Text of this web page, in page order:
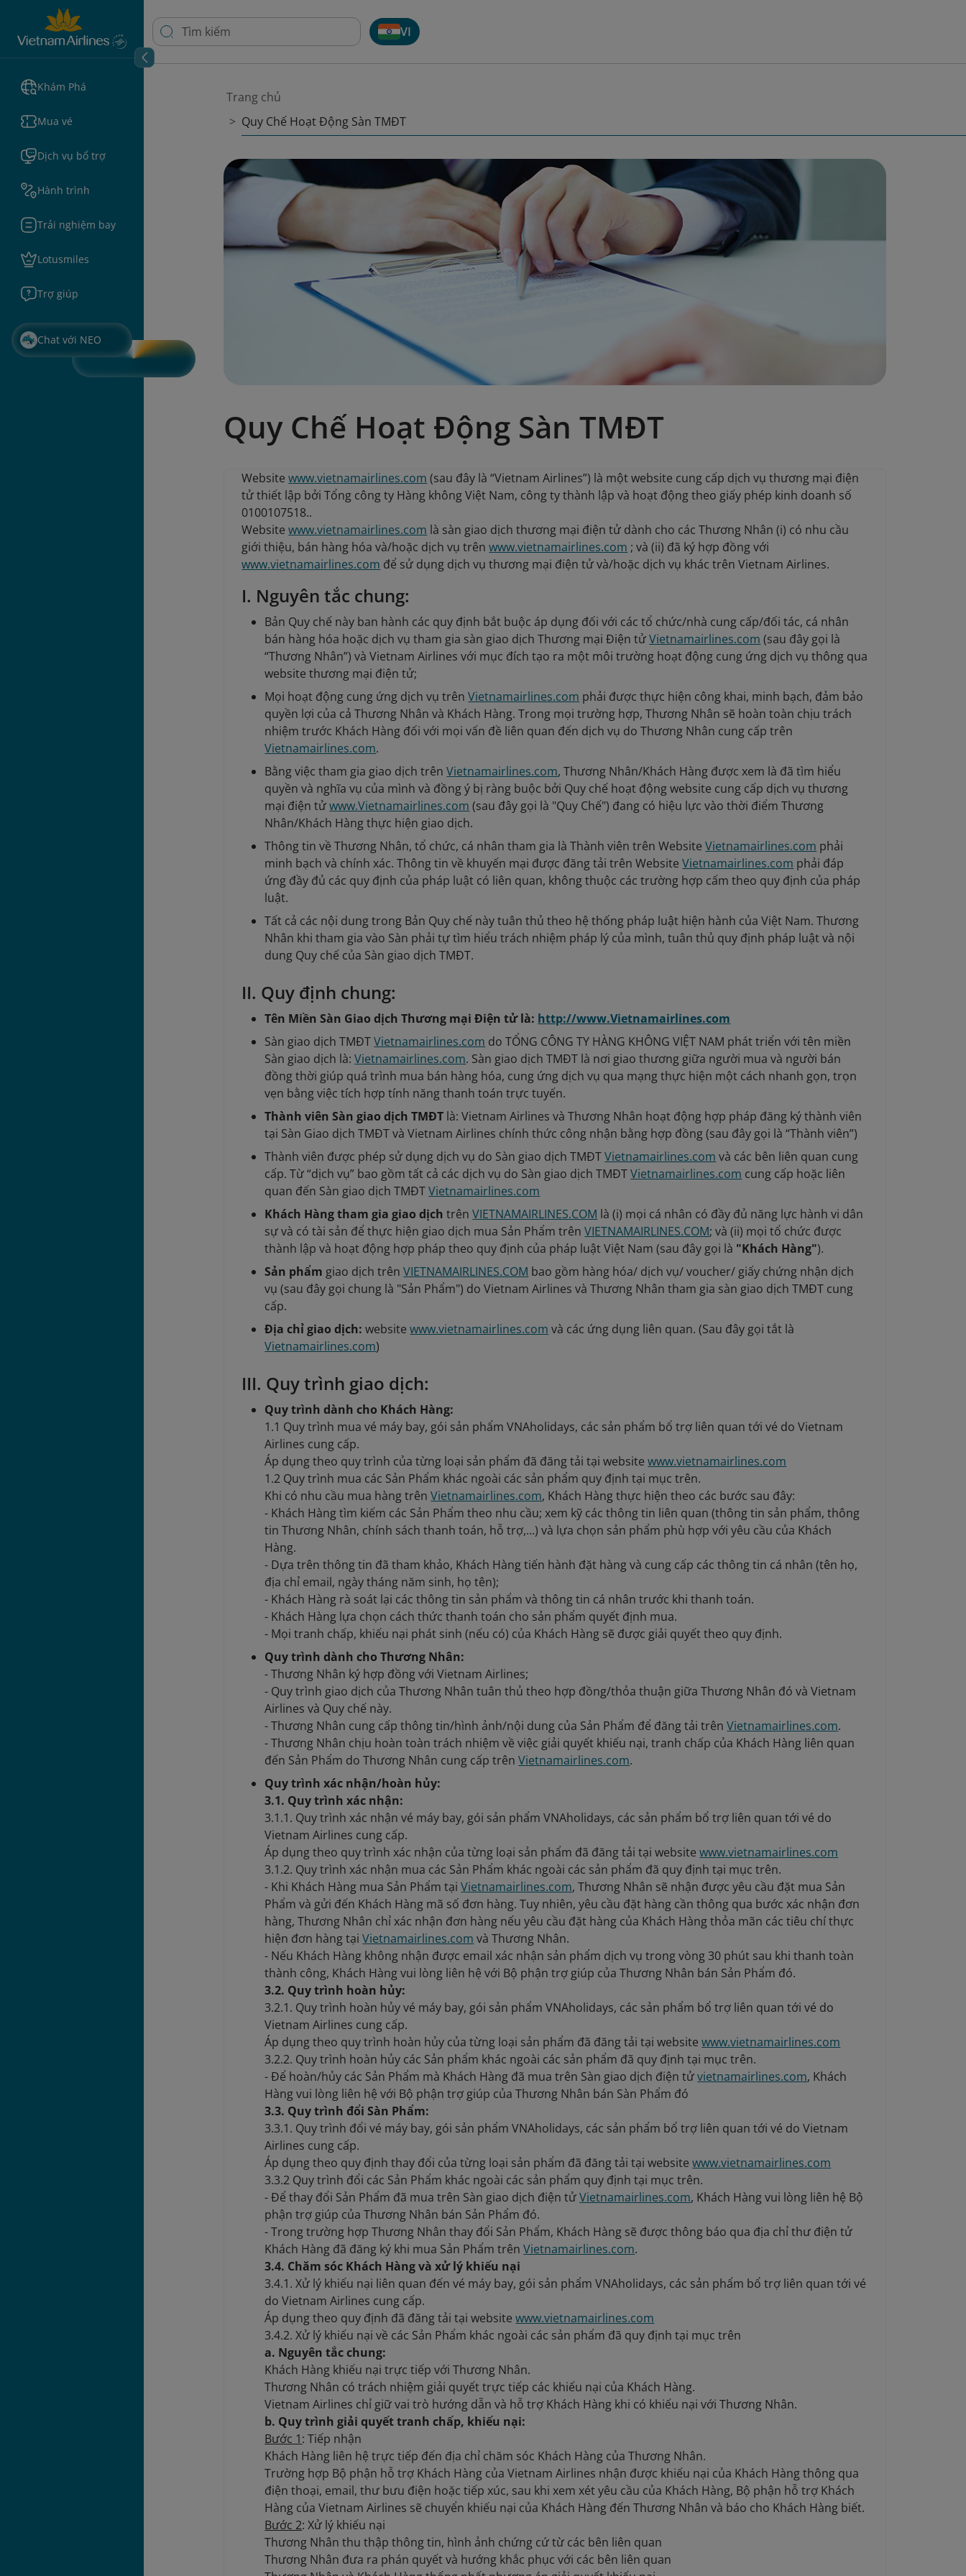
Khám Phá
Mua vé
Dịch vụ bổ trợ
Hành trình
Trải nghiệm bay
Lotusmiles
Trợ giúp
Chat với NEO
VI
Trang chủ
Quy Chế Hoạt Động Sàn TMĐT
Quy Chế Hoạt Động Sàn TMĐT
Websitewww.vietnamairlines.com (sau đây là “Vietnam Airlines”) là một website cung cấp dịch vụ thương mại điện
tử thiết lập bởi Tổng công ty Hàng không Việt Nam, công ty thành lập và hoạt động theo giấy phép kinh doanh số
0100107518..
Websitewww.vietnamairlines.com là sàn giao dịch thương mại điện tử dành cho các Thương Nhân (i) có nhu cầu
giới thiệu, bán hàng hóa và/hoặc dịch vụ trênwww.vietnamairlines.com ; và (ii) đã ký hợp đồng với
www.vietnamairlines.com để sử dụng dịch vụ thương mại điện tử và/hoặc dịch vụ khác trên Vietnam Airlines.
I. Nguyên tắc chung:
Bản Quy chế này ban hành các quy định bắt buộc áp dụng đối với các tổ chức/nhà cung cấp/đối tác, cá nhân
bán hàng hóa hoặc dịch vụ tham gia sàn giao dịch Thương mại Điện tửVietnamairlines.com (sau đây gọi là
“Thương Nhân”) và Vietnam Airlines với mục đích tạo ra một môi trường hoạt động cung ứng dịch vụ thông qua
website thương mại điện tử;
Mọi hoạt động cung ứng dịch vụ trênVietnamairlines.com phải được thực hiện công khai, minh bạch, đảm bảo
quyền lợi của cả Thương Nhân và Khách Hàng. Trong mọi trường hợp, Thương Nhân sẽ hoàn toàn chịu trách
nhiệm trước Khách Hàng đối với mọi vấn đề liên quan đến dịch vụ do Thương Nhân cung cấp trên
Vietnamairlines.com.
Bằng việc tham gia giao dịch trênVietnamairlines.com, Thương Nhân/Khách Hàng được xem là đã tìm hiểu
quyền và nghĩa vụ của mình và đồng ý bị ràng buộc bởi Quy chế hoạt động website cung cấp dịch vụ thương
mại điện tửwww.Vietnamairlines.com (sau đây gọi là "Quy Chế") đang có hiệu lực vào thời điểm Thương
Nhân/Khách Hàng thực hiện giao dịch.
Thông tin về Thương Nhân, tổ chức, cá nhân tham gia là Thành viên trên WebsiteVietnamairlines.com phải
minh bạch và chính xác. Thông tin về khuyến mại được đăng tải trên WebsiteVietnamairlines.com phải đáp
ứng đầy đủ các quy định của pháp luật có liên quan, không thuộc các trường hợp cấm theo quy định của pháp
luật.
Tất cả các nội dung trong Bản Quy chế này tuân thủ theo hệ thống pháp luật hiện hành của Việt Nam. Thương
Nhân khi tham gia vào Sàn phải tự tìm hiểu trách nhiệm pháp lý của mình, tuân thủ quy định pháp luật và nội
dung Quy chế của Sàn giao dịch TMĐT.
II. Quy định chung:
Tên Miền Sàn Giao dịch Thương mại Điện tử là: http://www.Vietnamairlines.com
Sàn giao dịch TMĐTVietnamairlines.com do TỔNG CÔNG TY HÀNG KHÔNG VIỆT NAM phát triển với tên miền
Sàn giao dịch là:Vietnamairlines.com. Sàn giao dịch TMĐT là nơi giao thương giữa người mua và người bán
đồng thời giúp quá trình mua bán hàng hóa, cung ứng dịch vụ qua mạng thực hiện một cách nhanh gọn, trọn
vẹn bằng việc tích hợp tính năng thanh toán trực tuyến.
Thành viên Sàn giao dịch TMĐT là: Vietnam Airlines và Thương Nhân hoạt động hợp pháp đăng ký thành viên
tại Sàn Giao dịch TMĐT và Vietnam Airlines chính thức công nhận bằng hợp đồng (sau đây gọi là “Thành viên”)
Thành viên được phép sử dụng dịch vụ do Sàn giao dịch TMĐTVietnamairlines.com và các bên liên quan cung
cấp. Từ “dịch vụ” bao gồm tất cả các dịch vụ do Sàn giao dịch TMĐTVietnamairlines.com cung cấp hoặc liên
quan đến Sàn giao dịch TMĐTVietnamairlines.com
Khách Hàng tham gia giao dịch trênVIETNAMAIRLINES.COM là (i) mọi cá nhân có đầy đủ năng lực hành vi dân
sự và có tài sản để thực hiện giao dịch mua Sản Phẩm trênVIETNAMAIRLINES.COM; và (ii) mọi tổ chức được
thành lập và hoạt động hợp pháp theo quy định của pháp luật Việt Nam (sau đây gọi là "Khách Hàng").
Sản phẩm giao dịch trênVIETNAMAIRLINES.COM bao gồm hàng hóa/ dịch vụ/ voucher/ giấy chứng nhận dịch
vụ (sau đây gọi chung là "Sản Phẩm") do Vietnam Airlines và Thương Nhân tham gia sàn giao dịch TMĐT cung
cấp.
Địa chỉ giao dịch: websitewww.vietnamairlines.com và các ứng dụng liên quan. (Sau đây gọi tắt là
Vietnamairlines.com)
III. Quy trình giao dịch:
Quy trình dành cho Khách Hàng:
1.1 Quy trình mua vé máy bay, gói sản phẩm VNAholidays, các sản phẩm bổ trợ liên quan tới vé do Vietnam
Airlines cung cấp.
Áp dụng theo quy trình của từng loại sản phẩm đã đăng tải tại websitewww.vietnamairlines.com
1.2 Quy trình mua các Sản Phẩm khác ngoài các sản phẩm quy định tại mục trên.
Khi có nhu cầu mua hàng trênVietnamairlines.com, Khách Hàng thực hiện theo các bước sau đây:
- Khách Hàng tìm kiếm các Sản Phẩm theo nhu cầu; xem kỹ các thông tin liên quan (thông tin sản phẩm, thông
tin Thương Nhân, chính sách thanh toán, hỗ trợ,…) và lựa chọn sản phẩm phù hợp với yêu cầu của Khách
Hàng.
- Dựa trên thông tin đã tham khảo, Khách Hàng tiến hành đặt hàng và cung cấp các thông tin cá nhân (tên họ,
địa chỉ email, ngày tháng năm sinh, họ tên);
- Khách Hàng rà soát lại các thông tin sản phẩm và thông tin cá nhân trước khi thanh toán.
- Khách Hàng lựa chọn cách thức thanh toán cho sản phẩm quyết định mua.
- Mọi tranh chấp, khiếu nại phát sinh (nếu có) của Khách Hàng sẽ được giải quyết theo quy định.
Quy trình dành cho Thương Nhân:
- Thương Nhân ký hợp đồng với Vietnam Airlines;
- Quy trình giao dịch của Thương Nhân tuân thủ theo hợp đồng/thỏa thuận giữa Thương Nhân đó và Vietnam
Airlines và Quy chế này.
- Thương Nhân cung cấp thông tin/hình ảnh/nội dung của Sản Phẩm để đăng tải trênVietnamairlines.com.
- Thương Nhân chịu hoàn toàn trách nhiệm về việc giải quyết khiếu nại, tranh chấp của Khách Hàng liên quan
đến Sản Phẩm do Thương Nhân cung cấp trênVietnamairlines.com.
Quy trình xác nhận/hoàn hủy:
3.1. Quy trình xác nhận:
3.1.1. Quy trình xác nhận vé máy bay, gói sản phẩm VNAholidays, các sản phẩm bổ trợ liên quan tới vé do
Vietnam Airlines cung cấp.
Áp dụng theo quy trình xác nhận của từng loại sản phẩm đã đăng tải tại websitewww.vietnamairlines.com
3.1.2. Quy trình xác nhận mua các Sản Phẩm khác ngoài các sản phẩm đã quy định tại mục trên.
- Khi Khách Hàng mua Sản Phẩm tạiVietnamairlines.com, Thương Nhân sẽ nhận được yêu cầu đặt mua Sản
Phẩm và gửi đến Khách Hàng mã số đơn hàng. Tuy nhiên, yêu cầu đặt hàng cần thông qua bước xác nhận đơn
hàng, Thương Nhân chỉ xác nhận đơn hàng nếu yêu cầu đặt hàng của Khách Hàng thỏa mãn các tiêu chí thực
hiện đơn hàng tạiVietnamairlines.com và Thương Nhân.
- Nếu Khách Hàng không nhận được email xác nhận sản phẩm dịch vụ trong vòng 30 phút sau khi thanh toàn
thành công, Khách Hàng vui lòng liên hệ với Bộ phận trợ giúp của Thương Nhân bán Sản Phẩm đó.
3.2. Quy trình hoàn hủy:
3.2.1. Quy trình hoàn hủy vé máy bay, gói sản phẩm VNAholidays, các sản phẩm bổ trợ liên quan tới vé do
Vietnam Airlines cung cấp.
Áp dụng theo quy trình hoàn hủy của từng loại sản phẩm đã đăng tải tại websitewww.vietnamairlines.com
3.2.2. Quy trình hoàn hủy các Sản phẩm khác ngoài các sản phẩm đã quy định tại mục trên.
- Để hoàn/hủy các Sản Phẩm mà Khách Hàng đã mua trên Sàn giao dịch điện tửvietnamairlines.com, Khách
Hàng vui lòng liên hệ với Bộ phận trợ giúp của Thương Nhân bán Sàn Phẩm đó
3.3. Quy trình đổi Sàn Phẩm:
3.3.1. Quy trình đổi vé máy bay, gói sản phẩm VNAholidays, các sản phẩm bổ trợ liên quan tới vé do Vietnam
Airlines cung cấp.
Áp dụng theo quy định thay đổi của từng loại sản phẩm đã đăng tải tại websitewww.vietnamairlines.com
3.3.2 Quy trình đổi các Sản Phẩm khác ngoài các sản phẩm quy định tại mục trên.
- Để thay đổi Sản Phẩm đã mua trên Sàn giao dịch điện tửVietnamairlines.com, Khách Hàng vui lòng liên hệ Bộ
phận trợ giúp của Thương Nhân bán Sản Phẩm đó.
- Trong trường hợp Thương Nhân thay đổi Sản Phẩm, Khách Hàng sẽ được thông báo qua địa chỉ thư điện tử
Khách Hàng đã đăng ký khi mua Sản Phẩm trênVietnamairlines.com.
3.4. Chăm sóc Khách Hàng và xử lý khiếu nại
3.4.1. Xử lý khiếu nại liên quan đến vé máy bay, gói sản phẩm VNAholidays, các sản phẩm bổ trợ liên quan tới vé
do Vietnam Airlines cung cấp.
Áp dụng theo quy định đã đăng tải tại websitewww.vietnamairlines.com
3.4.2. Xử lý khiếu nại về các Sản Phẩm khác ngoài các sản phẩm đã quy định tại mục trên
a. Nguyên tắc chung:
Khách Hàng khiếu nại trực tiếp với Thương Nhân.
Thương Nhân có trách nhiệm giải quyết trực tiếp các khiếu nại của Khách Hàng.
Vietnam Airlines chỉ giữ vai trò hướng dẫn và hỗ trợ Khách Hàng khi có khiếu nại với Thương Nhân.
b. Quy trình giải quyết tranh chấp, khiếu nại:
Bước 1: Tiếp nhận
Khách Hàng liên hệ trực tiếp đến địa chỉ chăm sóc Khách Hàng của Thương Nhân.
Trường hợp Bộ phận hỗ trợ Khách Hàng của Vietnam Airlines nhận được khiếu nại của Khách Hàng thông qua
điện thoại, email, thư bưu điện hoặc tiếp xúc, sau khi xem xét yêu cầu của Khách Hàng, Bộ phận hỗ trợ Khách
Hàng của Vietnam Airlines sẽ chuyển khiếu nại của Khách Hàng đến Thương Nhân và báo cho Khách Hàng biết.
Bước 2: Xử lý khiếu nại
Thương Nhân thu thập thông tin, hình ảnh chứng cứ từ các bên liên quan
Thương Nhân đưa ra phán quyết và hướng khắc phục với các bên liên quan